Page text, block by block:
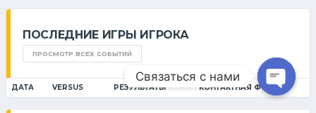
ПОСЛЕДНИЕ ИГРЫ ИГРОКА
ПРОСМОТР ВСЕХ СОБЫТИЙ
ДАТА VERSUS РЕЗУЛЬТАТЫ КОНТАКТНАЯ ФОРМА 1
Связаться с нами